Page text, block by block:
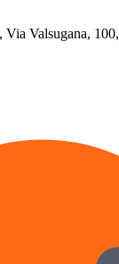
Via Valsugana,